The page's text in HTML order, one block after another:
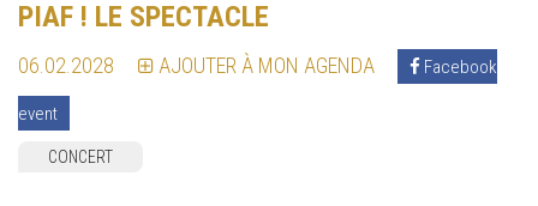
PIAF ! LE SPECTACLE
06.02.2028 AJOUTER À MON AGENDA Facebook
event
CONCERT